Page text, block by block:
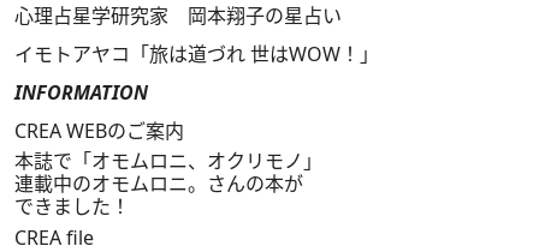
心理占星学研究家 岡本翔子の星占い
イモトアヤコ「旅は道づれ 世はWOW！」
INFORMATION
CREA WEBのご案内
本誌で「オモムロニ、オクリモノ」
連載中のオモムロニ。さんの本が
できました！
CREA file